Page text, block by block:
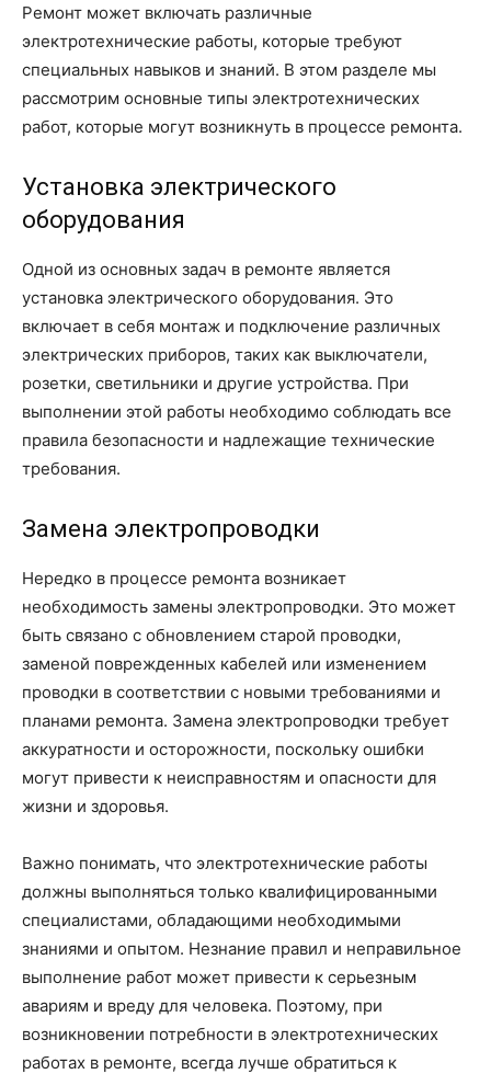
Ремонт может включать различные
электротехнические работы, которые требуют
специальных навыков и знаний. В этом разделе мы
рассмотрим основные типы электротехнических
работ, которые могут возникнуть в процессе ремонта.
Установка электрического
оборудования
Одной из основных задач в ремонте является
установка электрического оборудования. Это
включает в себя монтаж и подключение различных
электрических приборов, таких как выключатели,
розетки, светильники и другие устройства. При
выполнении этой работы необходимо соблюдать все
правила безопасности и надлежащие технические
требования.
Замена электропроводки
Нередко в процессе ремонта возникает
необходимость замены электропроводки. Это может
быть связано с обновлением старой проводки,
заменой поврежденных кабелей или изменением
проводки в соответствии с новыми требованиями и
планами ремонта. Замена электропроводки требует
аккуратности и осторожности, поскольку ошибки
могут привести к неисправностям и опасности для
жизни и здоровья.
Важно понимать, что электротехнические работы
должны выполняться только квалифицированными
специалистами, обладающими необходимыми
знаниями и опытом. Незнание правил и неправильное
выполнение работ может привести к серьезным
авариям и вреду для человека. Поэтому, при
возникновении потребности в электротехнических
работах в ремонте, всегда лучше обратиться к